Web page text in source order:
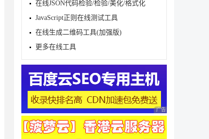
在线JSON代码检验/检验/美化/格式化
JavaScript正则在线测试工具
在线生成二维码工具(加强版)
更多在线工具
广告 商业广告，理性